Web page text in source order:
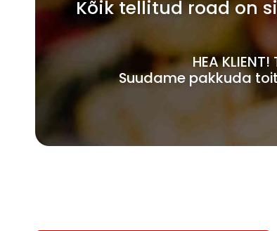
Kõik tellitud road on
HEA
Suudame pakkuda